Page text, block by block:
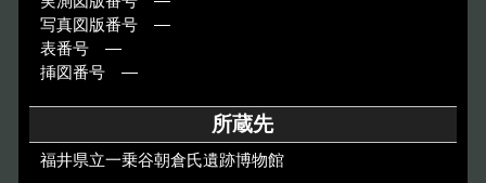
写真図版番号 ―
表番号 ―
挿図番号 ―
所蔵先
福井県立一乗谷朝倉氏遺跡博物館